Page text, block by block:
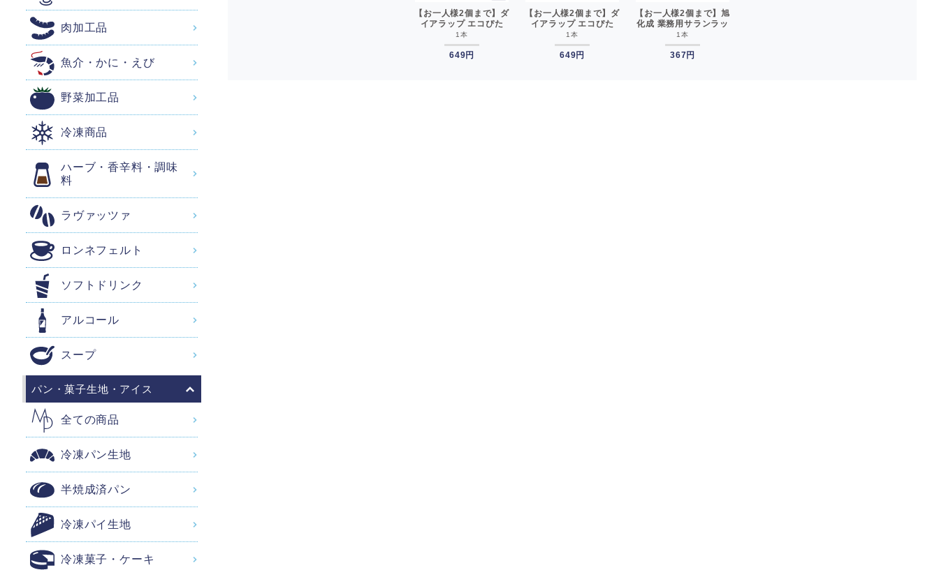
【お一人様2個まで】ダ
イアラップ エコぴた
っ!SKY 30cm×100m
包材 ラップフィルム 食
品包装用__
1本
649円
【お一人様2個まで】ダ
イアラップ エコぴた
っ!SKY 45cm×50m 包
材 ラップフィルム 食品
包装用__
1本
649円
【お一人様2個まで】旭
化成 業務用サランラッ
プ BOXタイプ
22cm×50m 包材__
1本
367円
肉加工品
魚介・かに・えび
野菜加工品
冷凍商品
ハーブ・香辛料・調味
料
ラヴァッツァ
ロンネフェルト
ソフトドリンク
アルコール
スープ
パン・菓子生地・アイス
全ての商品
冷凍パン生地
半焼成済パン
冷凍パイ生地
冷凍菓子・ケーキ